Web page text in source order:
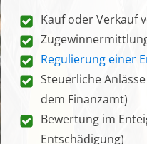
Kauf oder Verkauf
Regulierung einer
Steuerliche
dem Finanzamt)
Bewertung im
Entschädigung)